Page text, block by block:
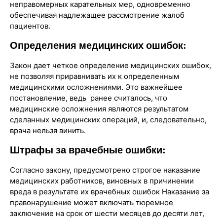
неправомерных карательных мер, одновременно
обеспечивая надлежащее рассмотрение жалоб
пациентов.
Определения медицинских ошибок:
Закон дает четкое определение медицинских ошибок,
не позволяя приравнивать их к определенным
медицинскими осложнениями. Это важнейшее
постановление, ведь ранее считалось, что
медицинские осложнения являются результатом
сделанных медицинских операций, и, следовательно,
врача нельзя винить.
Штрафы за врачебные ошибки:
Согласно закону, предусмотрено строгое наказание
медицинских работников, виновных в причинении
вреда в результате их врачебных ошибок Наказание за
правонарушение может включать тюремное
заключение на срок от шести месяцев до десяти лет,